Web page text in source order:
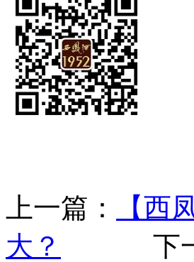
上一篇：
【西
大？
下一